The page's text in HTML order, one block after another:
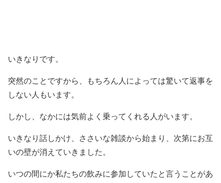
いきなりです。
突然のことですから、もちろん人によっては驚いて返事を
しない人もいます。
しかし、なかには気前よく乗ってくれる人がいます。
いきなり話しかけ、ささいな雑談から始まり、次第にお互
いの壁が消えていきました。
いつの間にか私たちの飲みに参加していたと言うことがあ